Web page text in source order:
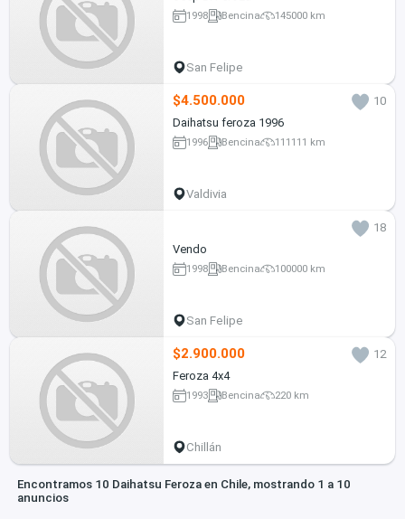
1998 Bencina 145000 km
San Felipe
$4.500.000
10
Daihatsu feroza 1996
1996 Bencina 111111 km
Valdivia
18
Vendo
1998 Bencina 100000 km
San Felipe
$2.900.000
12
Feroza 4x4
1993 Bencina 220 km
Chillán
Encontramos 10 Daihatsu Feroza en Chile, mostrando 1 a 10
anuncios